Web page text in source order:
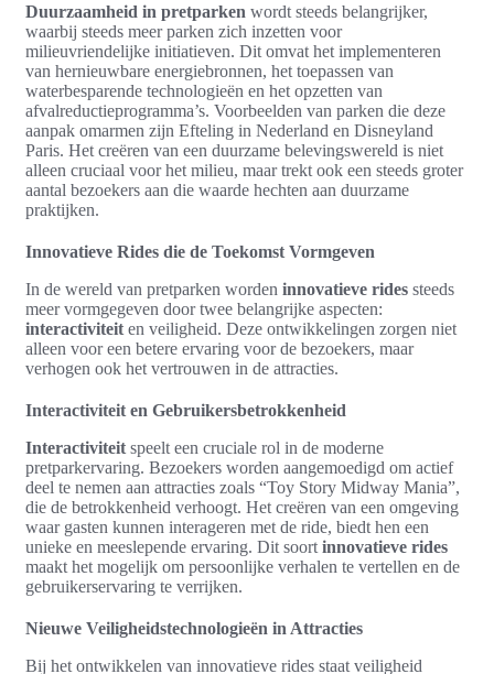
Duurzaamheid in pretparken wordt steeds belangrijker,
waarbij steeds meer parken zich inzetten voor
milieuvriendelijke initiatieven. Dit omvat het implementeren
van hernieuwbare energiebronnen, het toepassen van
waterbesparende technologieën en het opzetten van
afvalreductieprogramma’s. Voorbeelden van parken die deze
aanpak omarmen zijn Efteling in Nederland en Disneyland
Paris. Het creëren van een duurzame belevingswereld is niet
alleen cruciaal voor het milieu, maar trekt ook een steeds groter
aantal bezoekers aan die waarde hechten aan duurzame
praktijken.
Innovatieve Rides die de Toekomst Vormgeven
In de wereld van pretparken worden innovatieve rides steeds
meer vormgegeven door twee belangrijke aspecten:
interactiviteit en veiligheid. Deze ontwikkelingen zorgen niet
alleen voor een betere ervaring voor de bezoekers, maar
verhogen ook het vertrouwen in de attracties.
Interactiviteit en Gebruikersbetrokkenheid
Interactiviteit speelt een cruciale rol in de moderne
pretparkervaring. Bezoekers worden aangemoedigd om actief
deel te nemen aan attracties zoals “Toy Story Midway Mania”,
die de betrokkenheid verhoogt. Het creëren van een omgeving
waar gasten kunnen interageren met de ride, biedt hen een
unieke en meeslepende ervaring. Dit soort innovatieve rides
maakt het mogelijk om persoonlijke verhalen te vertellen en de
gebruikerservaring te verrijken.
Nieuwe Veiligheidstechnologieën in Attracties
Bij het ontwikkelen van innovatieve rides staat veiligheid